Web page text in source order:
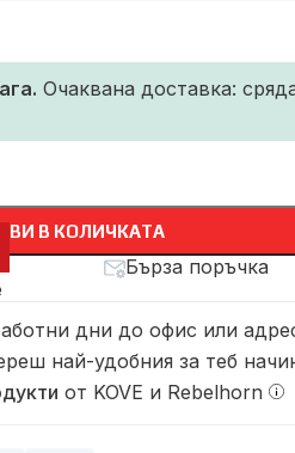
Очаквана доставка:
В КОЛИЧКАТА
Бърза поръчка
дни до офис или
най-удобния за теб
от KOVE и Rebelhorn